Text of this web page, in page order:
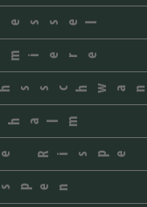
Rispe